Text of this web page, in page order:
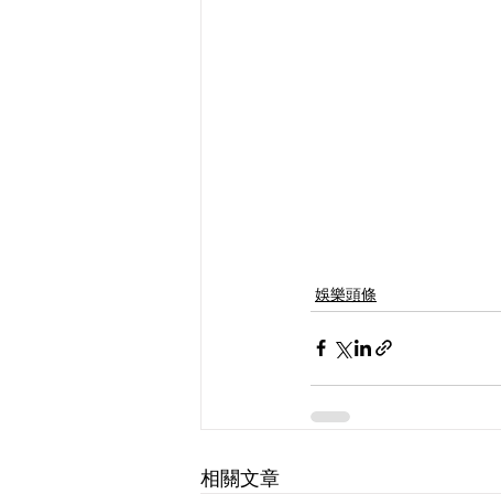
娛樂頭條
相關文章